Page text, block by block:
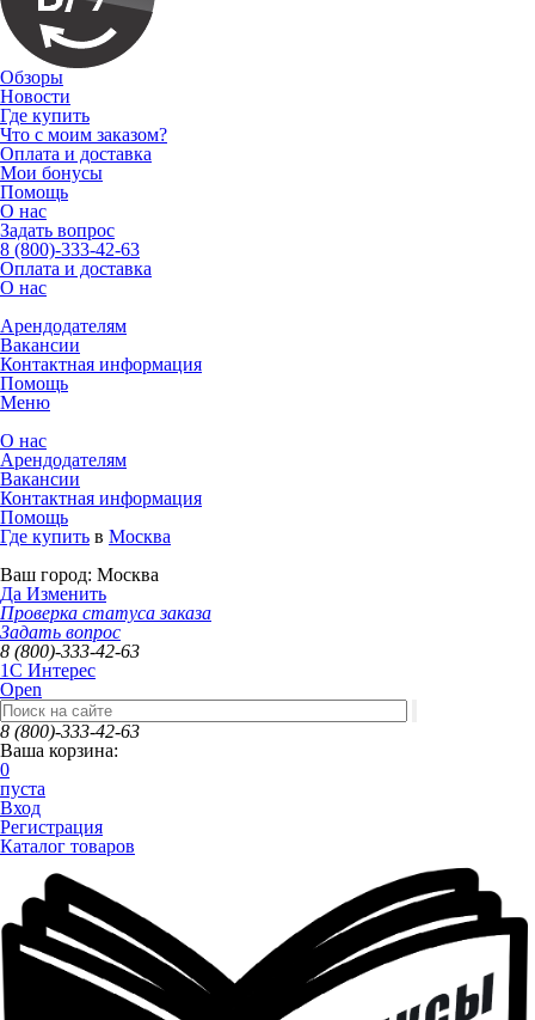
Обзоры
Новости
Где купить
Что с моим заказом?
Оплата и доставка
Мои бонусы
Помощь
О нас
Задать вопрос
8 (800)-333-42-63
Оплата и доставка
О нас
Арендодателям
Вакансии
Контактная информация
Помощь
Меню
О нас
Арендодателям
Вакансии
Контактная информация
Помощь
Где купить в Москва
Ваш город: Москва
Да Изменить
Проверка статуса заказа
Задать вопрос
8 (800)-333-42-63
1C Интерес
Open
8 (800)-333-42-63
Ваша корзина:
0
пуста
Вход
Регистрация
Каталог товаров